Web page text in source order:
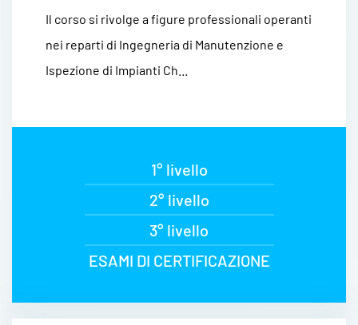
Il corso si rivolge a figure professionali operanti
nei reparti di Ingegneria di Manutenzione e
Ispezione di Impianti Ch...
1° livello
2° livello
3° livello
ESAMI DI CERTIFICAZIONE